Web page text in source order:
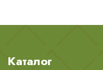
Каталог